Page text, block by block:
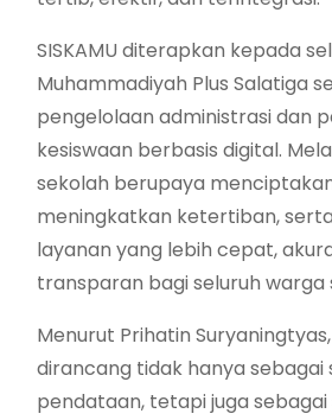
SISKAMU diterapkan kepada
Muhammadiyah Plus Salatiga
pengelolaan administrasi dan
kesiswaan berbasis digital.
sekolah berupaya
meningkatkan ketertiban,
layanan yang lebih cepat,
transparan bagi seluruh warga
Menurut Prihatin Suryaningtyas,
dirancang tidak hanya sebagai
pendataan, tetapi juga sebagai